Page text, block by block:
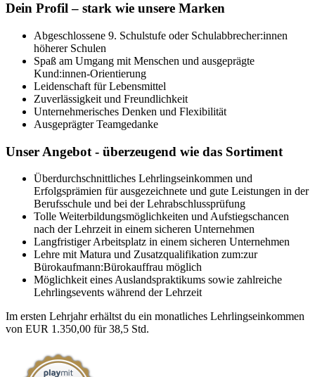
Dein Profil – stark wie unsere Marken
Abgeschlossene 9. Schulstufe oder Schulabbrecher:innen
höherer Schulen
Spaß am Umgang mit Menschen und ausgeprägte
Kund:innen-Orientierung
Leidenschaft für Lebensmittel
Zuverlässigkeit und Freundlichkeit
Unternehmerisches Denken und Flexibilität
Ausgeprägter Teamgedanke
Unser Angebot - überzeugend wie das Sortiment
Überdurchschnittliches Lehrlingseinkommen und
Erfolgsprämien für ausgezeichnete und gute Leistungen in der
Berufsschule und bei der Lehrabschlussprüfung
Tolle Weiterbildungsmöglichkeiten und Aufstiegschancen
nach der Lehrzeit in einem sicheren Unternehmen
Langfristiger Arbeitsplatz in einem sicheren Unternehmen
Lehre mit Matura und Zusatzqualifikation zum:zur
Bürokaufmann:Bürokauffrau möglich
Möglichkeit eines Auslandspraktikums sowie zahlreiche
Lehrlingsevents während der Lehrzeit
Im ersten Lehrjahr erhältst du ein monatliches Lehrlingseinkommen
von EUR 1.350,00 für 38,5 Std.